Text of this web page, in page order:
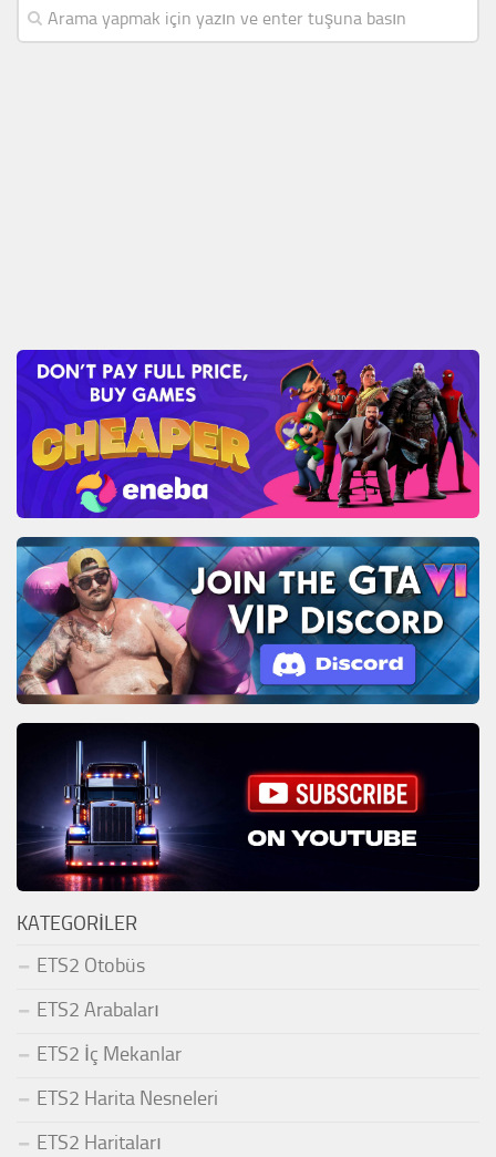
KATEGORILER
ETS2 Otobüs
ETS2 Arabaları
ETS2 İç Mekanlar
ETS2 Harita Nesneleri
ETS2 Haritaları